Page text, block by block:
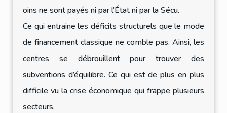
oins ne sont payés ni par l’État ni par la Sécu.
Ce qui entraine les déficits structurels que le mode
de financement classique ne comble pas. Ainsi, les
centres se débrouillent pour trouver des
subventions d’équilibre. Ce qui est de plus en plus
difficile vu la crise économique qui frappe plusieurs
secteurs.